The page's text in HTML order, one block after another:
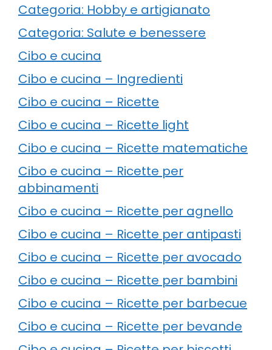
Categoria: Hobby e artigianato
Categoria: Salute e benessere
Cibo e cucina
Cibo e cucina – Ingredienti
Cibo e cucina – Ricette
Cibo e cucina – Ricette light
Cibo e cucina – Ricette matematiche
Cibo e cucina – Ricette per
abbinamenti
Cibo e cucina – Ricette per agnello
Cibo e cucina – Ricette per antipasti
Cibo e cucina – Ricette per avocado
Cibo e cucina – Ricette per bambini
Cibo e cucina – Ricette per barbecue
Cibo e cucina – Ricette per bevande